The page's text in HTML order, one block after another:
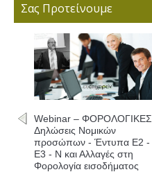
Σας Προτείνουμε
Webinar – ΦΟΡΟΛΟΓΙΚΕΣ
Δηλώσεις Νομικών
προσώπων - Έντυπα Ε2 -
Ε3 - Ν και Αλλαγές στη
Φορολογία εισοδήματος